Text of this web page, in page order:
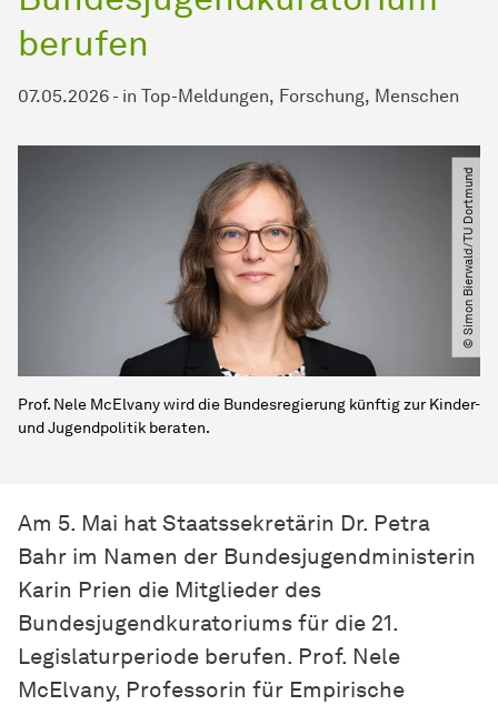
berufen
07.05.2026 - in Top-Meldungen Forschung Menschen
© Simon Bierwald​​/​​TU Dortmund
Prof. Nele McElvany wird die Bundesregierung künftig zur Kinder-
und Jugendpolitik beraten.
Am 5. Mai hat Staatssekretärin Dr. Petra
Bahr im Namen der Bundesjugendministerin
Karin Prien die Mitglieder des
Bundesjugendkuratoriums für die 21.
Legislaturperiode berufen. Prof. Nele
McElvany, Professorin für Empirische